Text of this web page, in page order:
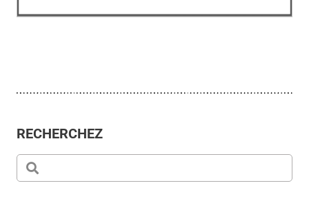
RECHERCHEZ